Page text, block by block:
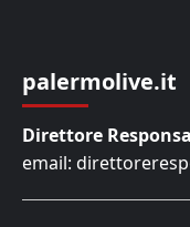
palermolive.it
Direttore
email: